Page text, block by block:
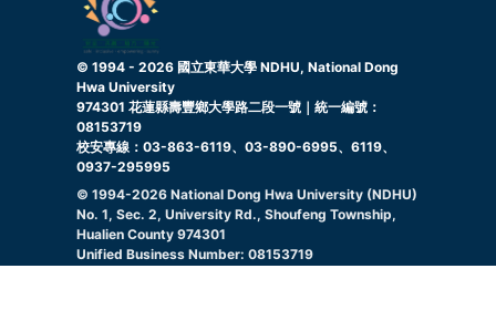
© 1994 - 2026 國立東華大學 NDHU, National Dong
Hwa University
974301 花蓮縣壽豐鄉大學路二段一號｜統一編號：
08153719
校安專線：03-863-6119、03-890-6995、6119、
0937-295995
© 1994-2026 National Dong Hwa University (NDHU)
No. 1, Sec. 2, University Rd., Shoufeng Township,
Hualien County 974301
Unified Business Number: 08153719